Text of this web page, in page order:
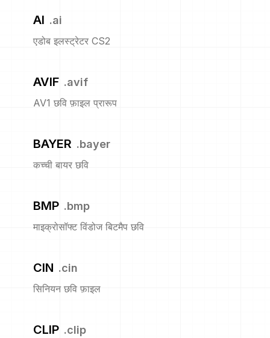
AI .ai
एडोब इलस्ट्रेटर CS2
AVIF .avif
AV1 छवि फ़ाइल प्रारूप
BAYER .bayer
कच्ची बायर छवि
BMP .bmp
माइक्रोसॉफ्ट विंडोज बिटमैप छवि
CIN .cin
सिनियन छवि फ़ाइल
CLIP .clip